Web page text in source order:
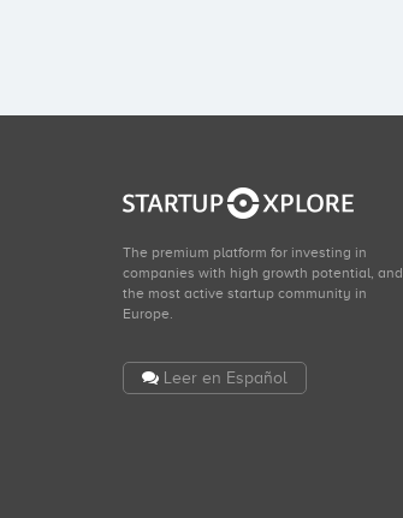
The premium platform for investing in
companies with high growth potential, and
the most active startup community in
Europe.
Leer en Español